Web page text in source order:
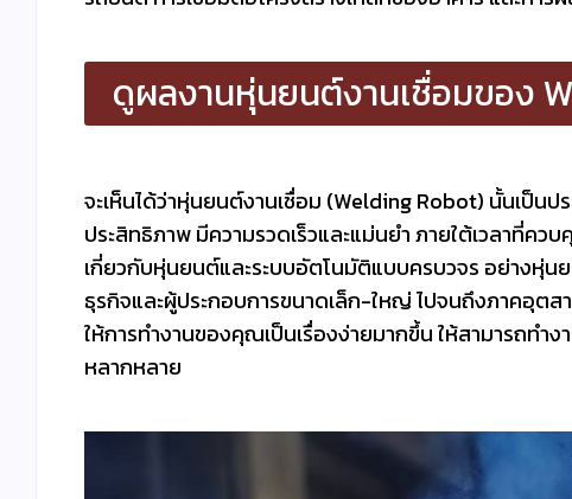
ดูผลงานหุ่นยนต์งานเชื่อมของ
จะเห็นได้ว่าหุ่นยนต์งานเชื่อม (Welding Robot) นั้นเป็น
ประสิทธิภาพ มีความรวดเร็วและแม่นยำ ภายใต้เวลาที่ค
เกี่ยวกับหุ่นยนต์และระบบอัตโนมัติแบบครบวจร อย่างหุ่น
ธุรกิจและผู้ประกอบการขนาดเล็ก-ใหญ่ ไปจนถึงภาคอุต
ให้การทำงานของคุณเป็นเรื่องง่ายมากขึ้น ให้สามารถทำ
หลากหลาย